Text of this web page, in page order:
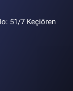
51/7 Keçiören